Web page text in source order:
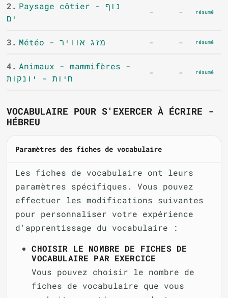
2. Paysage côtier - נוף
ים
- - résumé
3. Météo - מזג אוויר - - résumé
4. Animaux - mammifères -
חיות - יונקות
- - résumé
VOCABULAIRE POUR S'EXERCER À ÉCRIRE -
HÉBREU
Paramètres des fiches de vocabulaire
Les fiches de vocabulaire ont leurs
paramètres spécifiques. Vous pouvez
effectuer les modifications suivantes
pour personnaliser votre expérience
d'apprentissage du vocabulaire :
CHOISIR LE NOMBRE DE FICHES DE
VOCABULAIRE PAR EXERCICE
Vous pouvez choisir le nombre de
fiches de vocabulaire que vous